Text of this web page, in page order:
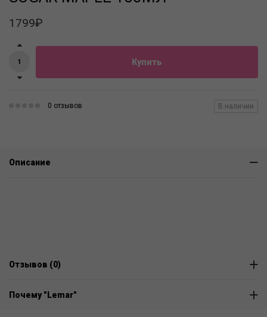
1799₽
Купить
0 отзывов В наличии
Описание
Отзывов (0)
Почему "Lemar"